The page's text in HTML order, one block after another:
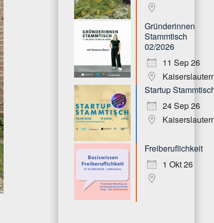
Gründerinnen
Stammtisch
02/2026
11 Sep 26
Startup
24 Sep 26
Freiberuflichkeit
1 Okt 26